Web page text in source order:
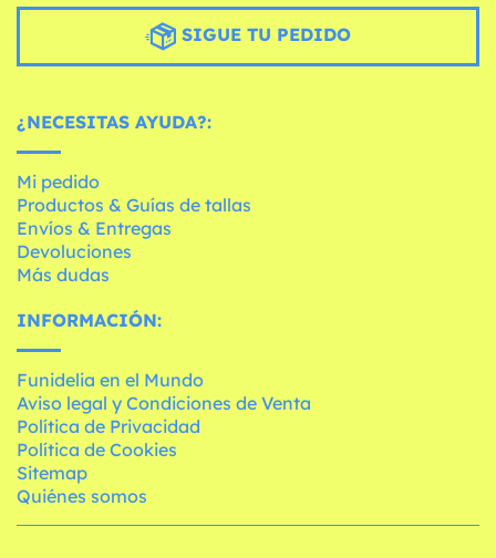
SIGUE TU PEDIDO
¿NECESITAS AYUDA?:
Mi pedido
Productos & Guías de tallas
Envíos & Entregas
Devoluciones
Más dudas
INFORMACIÓN:
Funidelia en el Mundo
Aviso legal y Condiciones de Venta
Política de Privacidad
Política de Cookies
Sitemap
Quiénes somos